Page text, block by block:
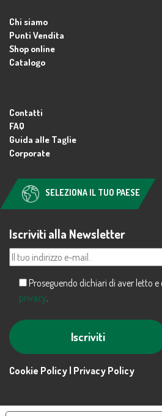
Chi siamo
Punti Vendita
Shop online
Catalogo
Contatti
FAQ
Guida alle Taglie
Corporate
SELEZIONA IL TUO PAESE
Iscriviti alla Newsletter
Proseguendo dichiari di aver letto
privacy
Alternative:
Cookie Policy | Privacy Policy